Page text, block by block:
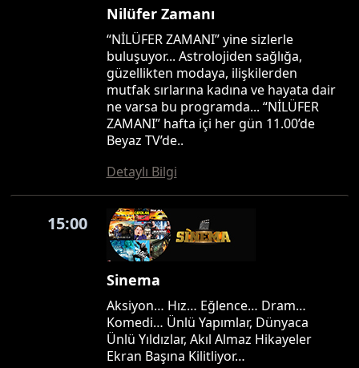
Nilüfer Zamanı
“NİLÜFER ZAMANI” yine sizlerle
buluşuyor... Astrolojiden sağlığa,
güzellikten modaya, ilişkilerden
mutfak sırlarına kadına ve hayata dair
ne varsa bu programda... “NİLÜFER
ZAMANI” hafta içi her gün 11.00’de
Beyaz TV’de..
Detaylı Bilgi
15:00
Sinema
Aksiyon… Hız… Eğlence… Dram…
Komedi… Ünlü Yapımlar, Dünyaca
Ünlü Yıldızlar, Akıl Almaz Hikayeler
Ekran Başına Kilitliyor…